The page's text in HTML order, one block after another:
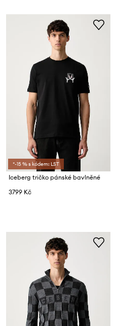
*-15 % s kódem: LST
Iceberg tričko pánské bavlněné
3799 Kč